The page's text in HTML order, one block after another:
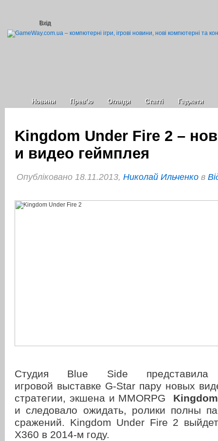
Вхід
Новини Прев’ю Огляди Статті Гаджети
Kingdom Under Fire 2 –
и видео геймплея
Опубліковано 18.11.2013, Николай Ильченко в
Студия Blue Side представила
игровой выставке G-Star пару новых
стратегии, экшена и MMORPG
и следовало ожидать, ролики полны
сражений. Kingdom Under Fire 2
X360 в 2014-м году.